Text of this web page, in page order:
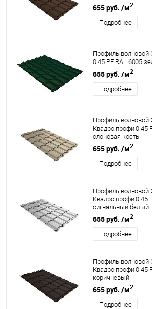
655 руб. /м2
Подробнее
Профиль волновой
0.45 PE RAL 6005
655 руб. /м2
Подробнее
Профиль волновой
Квадро профи 0.45
слоновая кость
655 руб. /м2
Подробнее
Профиль волновой
Квадро профи 0.45
сигнальный белый
655 руб. /м2
Подробнее
Профиль волновой
Квадро профи 0.45
коричневый
655 руб. /м2
Подробнее